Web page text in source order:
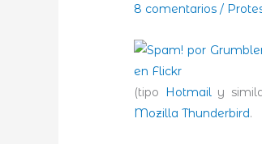
8 comentarios /
(tipo Hotmaily
Mozilla Thunderbird.